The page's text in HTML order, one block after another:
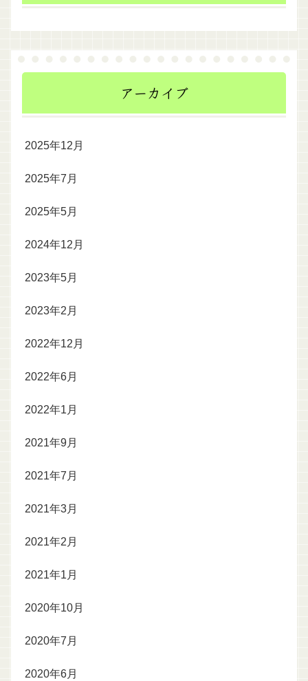
アーカイブ
2025年12月
2025年7月
2025年5月
2024年12月
2023年5月
2023年2月
2022年12月
2022年6月
2022年1月
2021年9月
2021年7月
2021年3月
2021年2月
2021年1月
2020年10月
2020年7月
2020年6月